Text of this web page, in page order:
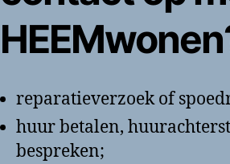
reparatieverzoek of
huur betalen,
bespreken;